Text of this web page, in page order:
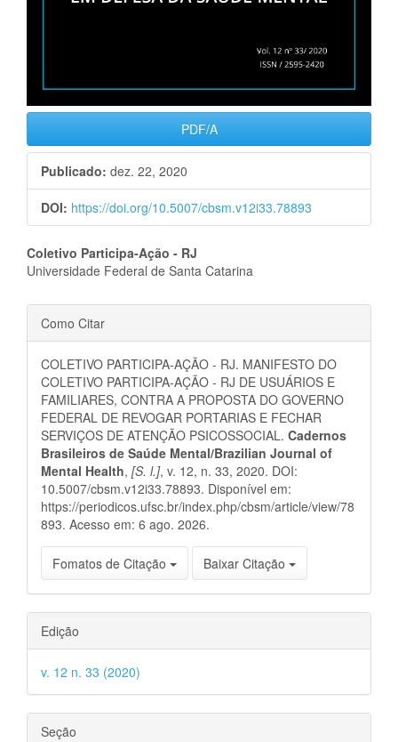
PDF/A
Publicado: dez. 22, 2020
DOI: https://doi.org/10.5007/cbsm.v12i33.78893
Conteúdo
artigo
principal
Coletivo Participa-Ação - RJ
Universidade Federal de Santa Catarina
Detalhes
do
artigo
Como Citar
COLETIVO PARTICIPA-AÇÃO - RJ. MANIFESTO DO
COLETIVO PARTICIPA-AÇÃO - RJ DE USUÁRIOS E
FAMILIARES, CONTRA A PROPOSTA DO GOVERNO
FEDERAL DE REVOGAR PORTARIAS E FECHAR
SERVIÇOS DE ATENÇÃO PSICOSSOCIAL. Cadernos
Brasileiros de Saúde Mental/Brazilian Journal of
Mental Health, [S. l.], v. 12, n. 33, 2020. DOI:
10.5007/cbsm.v12i33.78893. Disponível em:
https://periodicos.ufsc.br/index.php/cbsm/article/view/78
893. Acesso em: 6 ago. 2026.
Fomatos de Citação Baixar Citação
Edição
v. 12 n. 33 (2020)
Seção